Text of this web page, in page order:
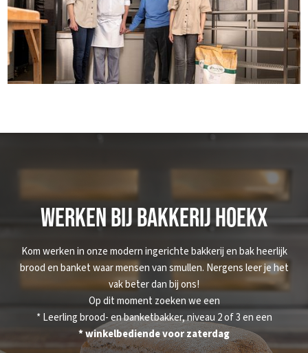
WERKEN BIJ BAKKERIJ HOEKX
Kom werken in onze modern ingerichte bakkerij en bak heerlijk
brood en banket waar mensen van smullen. Nergens leer je het
vak beter dan bij ons!
Op dit moment zoeken we een
* Leerling brood- en banketbakker, niveau 2 of 3 en een
* winkelbediende voor zaterdag